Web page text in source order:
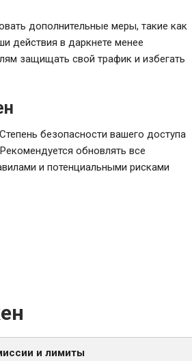
дополнительные меры, такие как
действия в даркнете менее
защищать свой трафик и избегать
безопасности вашего доступа
обновлять все
и потенциальными рисками
и лимиты